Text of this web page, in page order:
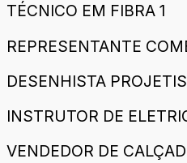
TÉCNICO EM FIBRA 1
REPRESENTANTE
DESENHISTA
INSTRUTOR DE
VENDEDOR DE